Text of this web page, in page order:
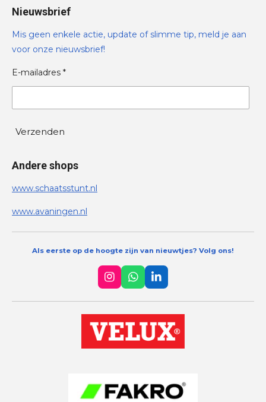
Nieuwsbrief
Mis geen enkele actie, update of slimme tip, meld je aan
voor onze nieuwsbrief!
E-mailadres *
Verzenden
Andere shops
www.schaatsstunt.nl
www.avaningen.nl
Als eerste op de hoogte zijn van nieuwtjes? Volg ons!
I
n
s
t
a
g
W
h
a
t
s
A
L
i
n
k
e
d